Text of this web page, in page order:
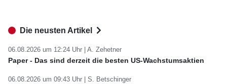
Die neusten Artikel
06.08.2026 um 12:24 Uhr | A. Zehetner
Paper - Das sind derzeit die besten US-Wachstumsaktien
06.08.2026 um 09:43 Uhr | S. Betschinger